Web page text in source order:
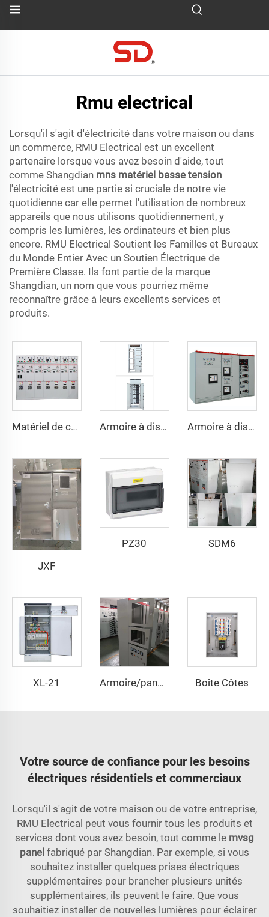
Rmu electrical
Lorsqu'il s'agit d'électricité dans votre maison ou dans
un commerce, RMU Electrical est un excellent
partenaire lorsque vous avez besoin d'aide, tout
comme Shangdian mns matériel basse tension
l'électricité est une partie si cruciale de notre vie
quotidienne car elle permet l'utilisation de nombreux
appareils que nous utilisons quotidiennement, y
compris les lumières, les ordinateurs et bien plus
encore. RMU Electrical Soutient les Familles et Bureaux
du Monde Entier Avec un Soutien Électrique de
Première Classe. Ils font partie de la marque
Shangdian, un nom que vous pourriez même
reconnaître grâce à leurs excellents services et
produits.
Matériel de commutation métallique AC HXGN15 -12 Armoire à disjoncteurs basse tension GCK à tiroirs Armoire à disjoncteurs basse tension GCS à tiroirs
JXF
PZ30 SDM6
XL-21 Armoire/panneau de contrôle Boîte Côtes
Votre source de confiance pour les besoins
électriques résidentiels et commerciaux
Lorsqu'il s'agit de votre maison ou de votre entreprise,
RMU Electrical peut vous fournir tous les produits et
services dont vous avez besoin, tout comme le mvsg
panel fabriqué par Shangdian. Par exemple, si vous
souhaitez installer quelques prises électriques
supplémentaires pour brancher plusieurs unités
supplémentaires, ils peuvent le faire. Que vous
souhaitiez installer de nouvelles lumières pour éclairer